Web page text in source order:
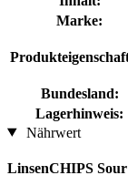
Marke:
Bundesland:
Lagerhinweis:
Nährwert
LinsenCHIPS